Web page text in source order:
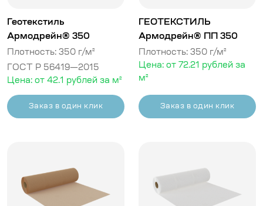
Геотекстиль
Армодрейн® 350
Плотность: 350 г/м²
ГОСТ Р 56419—2015
Цена: от 42.1 рублей за м²
Заказ в один клик
ГЕОТЕКСТИЛЬ
Армодрейн® ПП 350
Плотность: 350 г/м²
Цена: от 72.21 рублей за
м²
Заказ в один клик